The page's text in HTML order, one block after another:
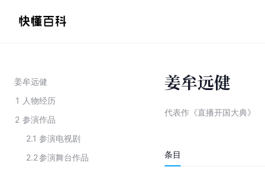
姜牟远健
1 人物经历
2 参演作品
2.1 参演电视剧
2.2参演舞台作品
姜牟远健
代表作《直播开国大典》
条目